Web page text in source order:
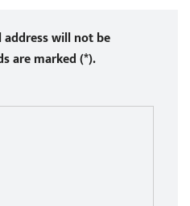
address will not be
are marked (*).